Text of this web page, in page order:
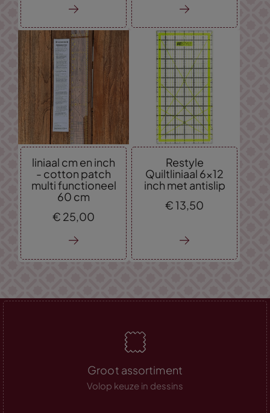
liniaal cm en inch
- cotton patch
multi functioneel
60 cm
€ 25, 00
Restyle
Quiltliniaal 6x12
inch met antislip
€13, 50
Groot assortiment
Volop keuze in dessins